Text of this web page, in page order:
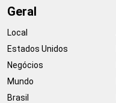
Geral
Local
Estados Unidos
Negócios
Mundo
Brasil